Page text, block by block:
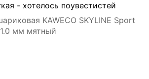
- хотелось поувестистей
KAWECO SKYLINE Sport
мм мятный